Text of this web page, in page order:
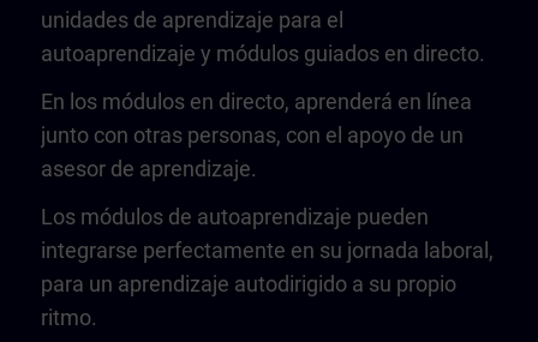
unidades de aprendizaje para el
autoaprendizaje y módulos guiados en directo.
En los módulos en directo, aprenderá en línea
junto con otras personas, con el apoyo de un
asesor de aprendizaje.
Los módulos de autoaprendizaje pueden
integrarse perfectamente en su jornada laboral,
para un aprendizaje autodirigido a su propio
ritmo.